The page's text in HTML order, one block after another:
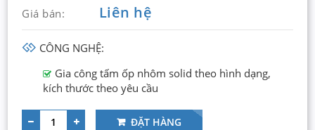
Giá bán: Liên hệ
CÔNG NGHỆ:
Gia công tấm ốp nhôm solid theo hình dạng,
kích thước theo yêu cầu
ĐẶT HÀNG